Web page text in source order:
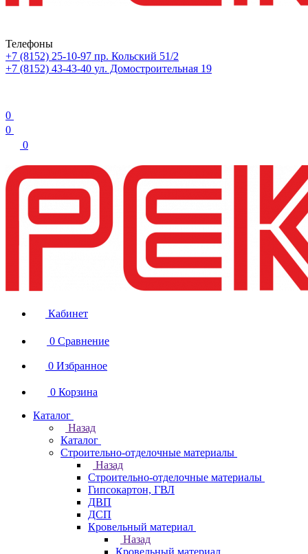
Телефоны
+7 (8152) 25-10-97 пр. Кольский 51/2
+7 (8152) 43-43-40 ул. Домостроительная 19
0
0
0
Кабинет
0 Сравнение
0 Избранное
0 Корзина
Каталог
Назад
Каталог
Строительно-отделочные материалы
Назад
Строительно-отделочные материалы
Гипсокартон, ГВЛ
ДВП
ДСП
Кровельный материал
Назад
Кровельный материал